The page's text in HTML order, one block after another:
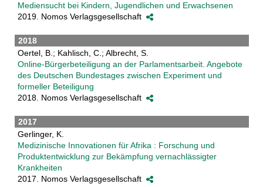
Mediensucht bei Kindern, Jugendlichen und Erwachsenen
2019. Nomos Verlagsgesellschaft
2018
Oertel, B.; Kahlisch, C.; Albrecht, S.
Online-Bürgerbeteiligung an der Parlamentsarbeit. Angebote
des Deutschen Bundestages zwischen Experiment und
formeller Beteiligung
2018. Nomos Verlagsgesellschaft
2017
Gerlinger, K.
Medizinische Innovationen für Afrika : Forschung und
Produktentwicklung zur Bekämpfung vernachlässigter
Krankheiten
2017. Nomos Verlagsgesellschaft